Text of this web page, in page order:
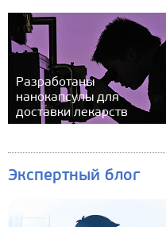
Разработаны
нанокапсулы для
доставки лекарств
Экспертный блог